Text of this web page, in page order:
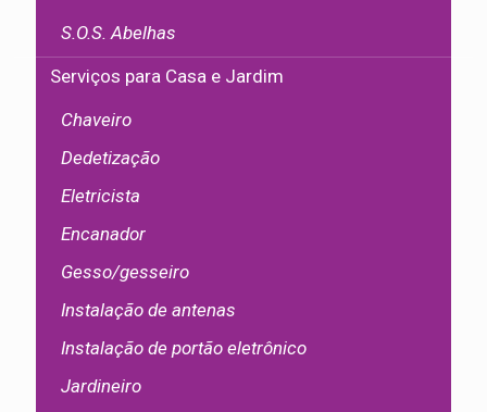
S.O.S. Abelhas
Serviços para Casa e Jardim
Chaveiro
Dedetização
Eletricista
Encanador
Gesso/gesseiro
Instalação de antenas
Instalação de portão eletrônico
Jardineiro